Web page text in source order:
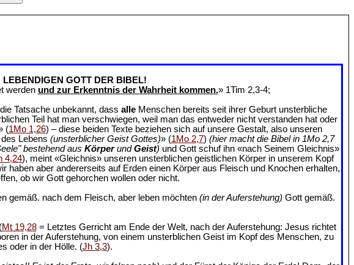
LEBENDIGEN GOTT DER BIBEL!
werden und zur Erkenntnis der Wahrheit kommen.» 1Tim 2,3-4;
Tatsache unbekannt, dass alleMenschen bereits seit ihrer Geburt unsterbliche
Teil hat man verschwiegen, weil man das entweder nicht verstanden hat oder
(1Mo 1,26) – diese beiden Texte beziehen sich auf unsere Gestalt, also unseren
Lebens (unsterblicher Geist Gottes)» (1Mo 2,7) (hier macht die Bibel in 1Mo 2,7
bestehend aus KörperundGeist) und Gott schuf ihn «nach Seinem Gleichnis»
4,24), meint «Gleichnis» unseren unsterblichen geistlichen Körper in unserem Kopf
aber andererseits auf Erden einen Körper aus Fleisch und Knochen erhalten,
ob wir Gott gehorchen wollen oder nicht.
gemäß. nach dem Fleisch, aber leben möchten (in der Auferstehung) Gott gemäß.
(Mt 19,28= Letztes Gerricht am Ende der Welt, nach der Auferstehung: Jesus richtet
in der Auferstehung, von einem unsterblichen Geist im Kopf des Menschen, zu
oder in der Hölle. (Jh 3,3).